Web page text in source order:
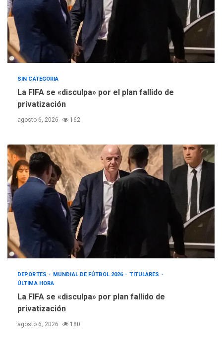
SIN CATEGORIA
La FIFA se «disculpa» por el plan fallido de
privatización
agosto 6, 2026 162
DEPORTES MUNDIAL DE FÚTBOL 2026
TITULARES
ÚLTIMA HORA
La FIFA se «disculpa» por plan fallido de
privatización
agosto 6, 2026 180